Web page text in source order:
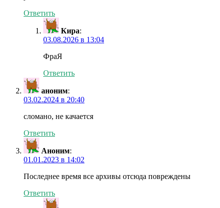
Ответить
Кира:
03.08.2026 в 13:04
ФраЯ
Ответить
аноним:
03.02.2024 в 20:40
сломано, не качается
Ответить
Аноним:
01.01.2023 в 14:02
Последнее время все архивы отсюда повреждены
Ответить